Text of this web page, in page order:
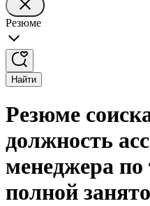
Резюме
Найти
Резюме
должность
менеджера по
полной